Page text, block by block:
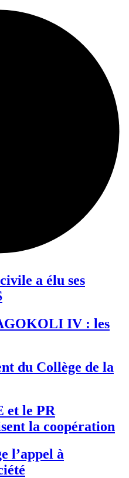
a élu ses
IV : les
du Collège de la
et le PR
la coopération
l’appel à